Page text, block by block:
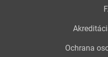
Ochrana